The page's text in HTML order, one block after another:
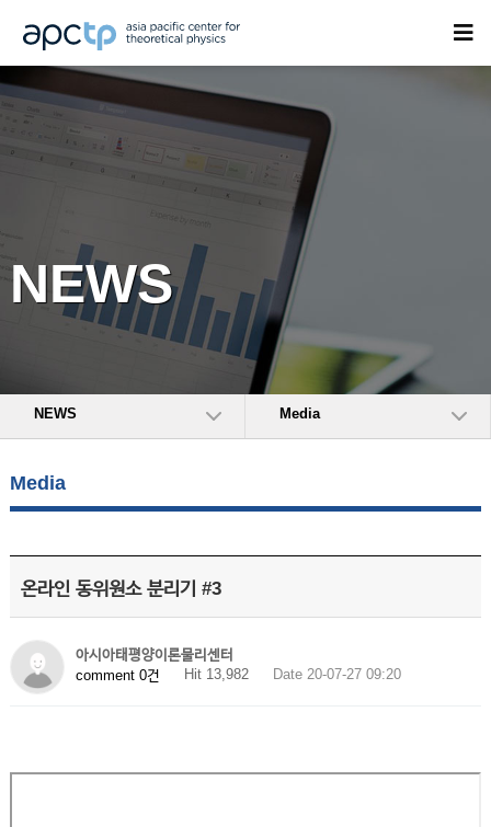
NEWS
NEWS Media
Media
온라인 동위원소 분리기 #3
아시아태평양이론물리센터
comment 0건
Hit 13,982 Date 20-07-27 09:20